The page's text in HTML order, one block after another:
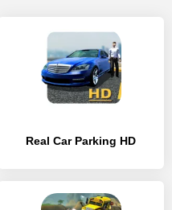
Real Car Parking HD